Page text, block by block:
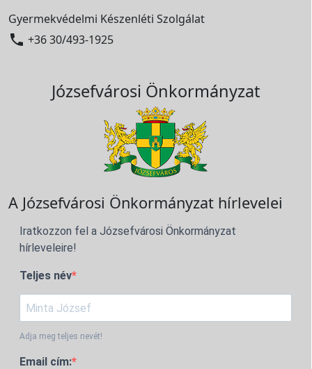
Gyermekvédelmi Készenléti Szolgálat
 +36 30/493-1925
Józsefvárosi Önkormányzat
A Józsefvárosi Önkormányzat hírlevelei
Iratkozzon fel a Józsefvárosi Önkormányzat
hírleveleire!
Teljes név
Adja meg teljes nevét!
Email cím: